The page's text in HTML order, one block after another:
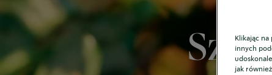
Klikając
innych
jak